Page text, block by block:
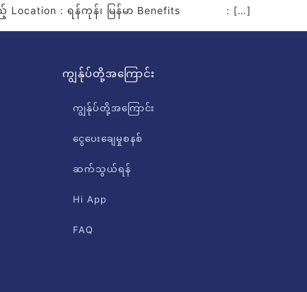
: ရန်ကုန်၊ မြန်မာ Benefits : […]
ကျွန်ုပ်တို့အကြောင်း
ကျွန်ုပ်တို့အကြောင်း
ငွေပေးချေမှုစနစ်
ဆက်သွယ်ရန်
Hi App
FAQ